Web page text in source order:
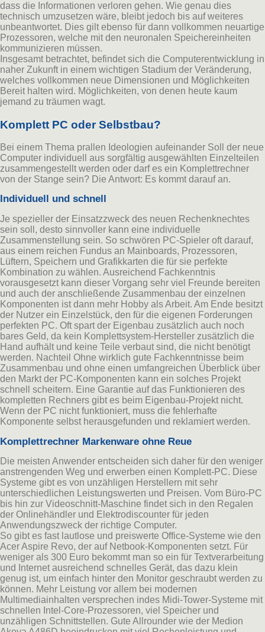
dass die Informationen verloren gehen. Wie genau dies
technisch umzusetzen wäre, bleibt jedoch bis auf weiteres
unbeantwortet. Dies gilt ebenso für dann vollkommen neuartige
Prozessoren, welche mit den neuronalen Speichereinheiten
kommunizieren müssen.
Insgesamt betrachtet, befindet sich die Computerentwicklung in
naher Zukunft in einem wichtigen Stadium der Veränderung,
welches vollkommen neue Dimensionen und Möglichkeiten
Bereit halten wird. Möglichkeiten, von denen heute kaum
jemand zu träumen wagt.
Komplett PC oder Selbstbau?
Bei einem Thema prallen Ideologien aufeinander Soll der neue
Computer individuell aus sorgfältig ausgewählten Einzelteilen
zusammengestellt werden oder darf es ein Komplettrechner
von der Stange sein? Die Antwort: Es kommt darauf an.
Individuell und schnell
Je spezieller der Einsatzzweck des neuen Rechenknechtes
sein soll, desto sinnvoller kann eine individuelle
Zusammenstellung sein. So schwören PC-Spieler oft darauf,
aus einem reichen Fundus an Mainboards, Prozessoren,
Lüftern, Speichern und Grafikkarten die für sie perfekte
Kombination zu wählen. Ausreichend Fachkenntnis
vorausgesetzt kann dieser Vorgang sehr viel Freunde bereiten
und auch der anschließende Zusammenbau der einzelnen
Komponenten ist dann mehr Hobby als Arbeit. Am Ende besitzt
der Nutzer ein Einzelstück, den für die eigenen Forderungen
perfekten PC. Oft spart der Eigenbau zusätzlich auch noch
bares Geld, da kein Komplettsystem-Hersteller zusätzlich die
Hand aufhält und keine Teile verbaut sind, die nicht benötigt
werden. Nachteil Ohne wirklich gute Fachkenntnisse beim
Zusammenbau und ohne einen umfangreichen Überblick über
den Markt der PC-Komponenten kann ein solches Projekt
schnell scheitern. Eine Garantie auf das Funktionieren des
kompletten Rechners gibt es beim Eigenbau-Projekt nicht.
Wenn der PC nicht funktioniert, muss die fehlerhafte
Komponente selbst herausgefunden und reklamiert werden.
Komplettrechner Markenware ohne Reue
Die meisten Anwender entscheiden sich daher für den weniger
anstrengenden Weg und erwerben einen Komplett-PC. Diese
Systeme gibt es von unzähligen Herstellern mit sehr
unterschiedlichen Leistungswerten und Preisen. Vom Büro-PC
bis hin zur Videoschnitt-Maschine findet sich in den Regalen
der Onlinehändler und Elektrodiscounter für jeden
Anwendungszweck der richtige Computer.
So gibt es fast lautlose und preiswerte Office-Systeme wie den
Acer Aspire Revo, der auf Netbook-Komponenten setzt. Für
weniger als 300 Euro bekommt man so ein für Textverarbeitung
und Internet ausreichend schnelles Gerät, das dazu klein
genug ist, um einfach hinter den Monitor geschraubt werden zu
können. Mehr Leistung vor allem bei modernen
Multimediainhalten versprechen indes Midi-Tower-Systeme mit
schnellen Intel-Core-Prozessoren, viel Speicher und
unzähligen Schnittstellen. Gute Allrounder wie der Medion